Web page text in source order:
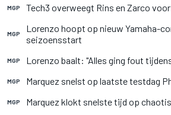
MGP Tech3 overweegt Rins en Zarco voor
MGP
Lorenzo hoopt op nieuw Yamaha-
seizoensstart
MGP Lorenzo baalt: "Alles ging fout
MGP Marquez snelst op laatste testdag
MGP Marquez klokt snelste tijd op